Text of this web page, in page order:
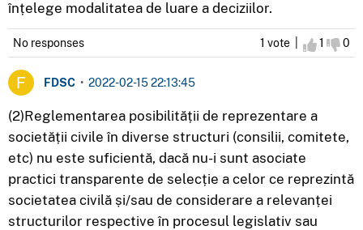
înțelege modalitatea de luare a deciziilor.
1 vote | I agree
1 I
0
No responses
FDSC • 2022-02-15 22:13:45
(2)Reglementarea posibilității de reprezentare a
societății civile în diverse structuri (consilii, comitete,
etc) nu este suficientă, dacă nu-i sunt asociate
practici transparente de selecție a celor ce reprezintă
societatea civilă și/sau de considerare a relevanței
structurilor respective în procesul legislativ sau